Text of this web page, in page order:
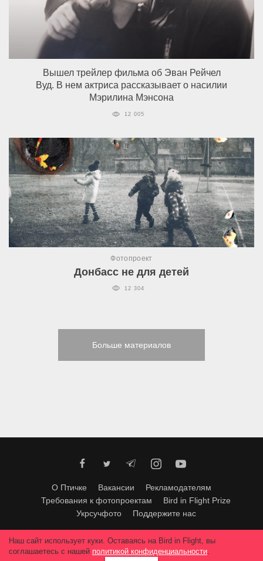
Вышел трейлер фильма об Эван Рейчел
Вуд. В нем актриса рассказывает о насилии
Мэрилина Мэнсона
12 005
Фотопроект
Донбасс не для детей
12 304
Больше материалов
О Птичке Вакансии
Рекламодателям
Требования к фотопроектам
Bird in Flight Prize
Укрсучфото
Поддержите нас
Любое использование материалов допускается только с согласия
редакции.© 2026, Bird In Flight.
Наш сайт использует куки. Оставаясь на Bird in Flight, вы
соглашаетесь с нашей политикой конфиденциальности.